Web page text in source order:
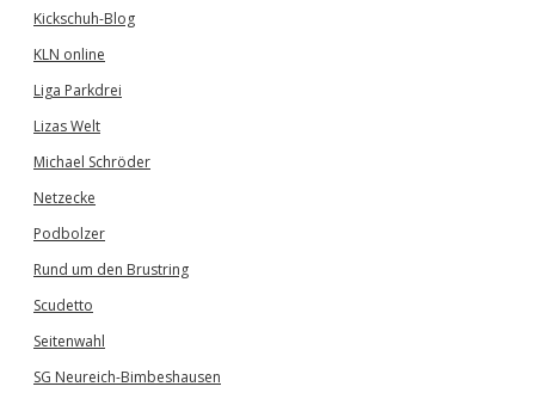
Kickschuh-Blog
KLN online
Liga Parkdrei
Lizas Welt
Michael Schröder
Netzecke
Podbolzer
Rund um den Brustring
Scudetto
Seitenwahl
SG Neureich-Bimbeshausen